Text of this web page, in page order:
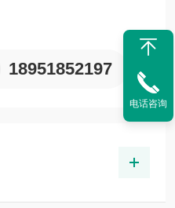
18951852197
电话咨询